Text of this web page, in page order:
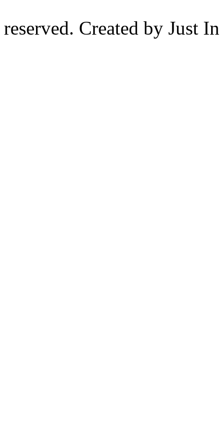
reserved. Created by Just